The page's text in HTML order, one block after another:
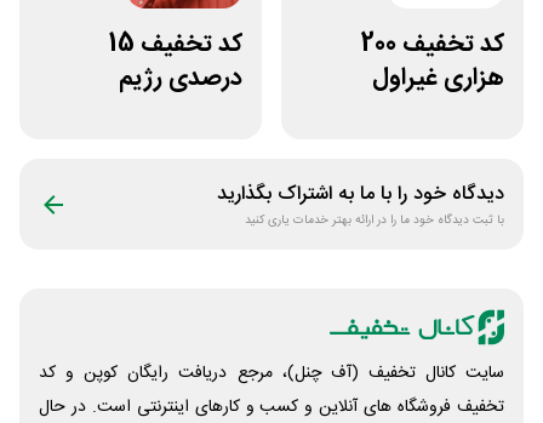
کد تخفیف 200
هزاری غیراول
کد تخفیف 15
درصدی رژیم
دیدگاه خود را با ما به اشتراک بگذارید
با ثبت دیدگاه خود ما را در ارائه بهتر خدمات یاری کنید
سایت کانال تخفیف (آف چنل)، مرجع دریافت رایگان کوپن و کد
تخفیف فروشگاه های آنلاین و کسب و‌ کارهای اینترنتی است. در حال